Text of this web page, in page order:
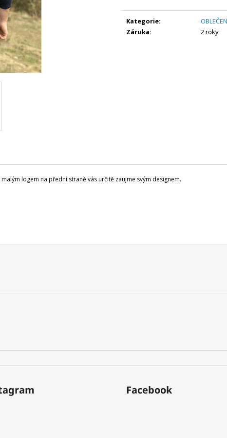
Kategorie:
Záruka: 2 roky
logem na přední straně vás určitě zaujme svým designem.
BALANČNÍ DESKA WOODBOARDS
ORIGINAL - KOMPLET
TRÉNINK, U KTERÉHO VYDRŽÍŠ A
PROGRES, KTERÝ FAKT CÍTÍŠ
3 890 Kč
Původně:4 490 Kč
KŠILTOVKA
WHITE
Facebook